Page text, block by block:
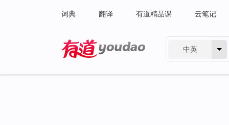
词典 翻译 有道精品课 云笔记
中英